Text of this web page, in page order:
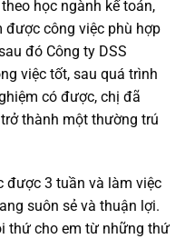
học ngành kế toán,
được công việc phù hợp
đó Công ty DSS
việc tốt, sau quá trình
có được, chị đã
thành một thường trú
được 3 tuần và làm việc
suôn sẻ và thuận lợi.
thứ cho em từ những thứ